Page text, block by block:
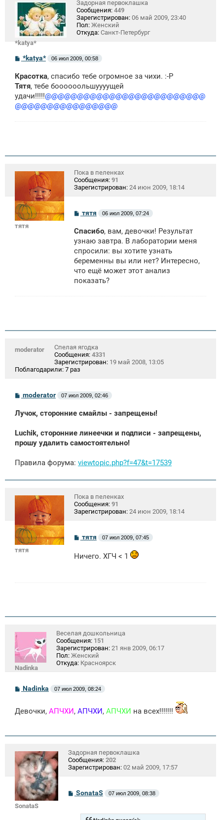
*katya*
Задорная первоклашка
Сообщения: 449
Зарегистрирован: 06 май 2009, 23:40
Пол: Женский
Откуда: Санкт-Петербург
С
б
щ
н
и
*katya* 06 июл 2009, 00:58
Красотка, спасибо тебе огромное за чихи. :-Р
Тятя, тебе боооооольшуууущей
удачи!!!!!@@@@@@@@@@@@@@@@@@@@@@@@@
@@@@@@@@@@@@@@@@
тятя
Пока в пеленках
Сообщения: 91
Зарегистрирован: 24 июн 2009, 18:14
С
о
б
щ
н
и
е
тятя 06 июл 2009, 07:24
Спасибо, вам, девочки! Результат
узнаю завтра. В лаборатории меня
спросили: вы хотите узнать
беременны вы или нет? Интересно,
что ещё может этот анализ
показать?
moderator
Спелая ягодка
Сообщения: 4331
Зарегистрирован: 19 май 2008, 13:05
Поблагодарили: 7 раз
С
о
б
н
и
е
moderator 07 июл 2009, 02:46
Лучок, сторонние смайлы - запрещены!
Luchik, сторонние линеечки и подписи - запрещены,
прошу удалить самостоятельно!
Правила форума: viewtopic.php?f=47&t=17539
тятя
Пока в пеленках
Сообщения: 91
Зарегистрирован: 24 июн 2009, 18:14
С
о
б
тятя 07 июл 2009, 07:45
Ничего. ХГЧ < 1
Nadinka
Веселая дошкольница
Сообщения: 151
Зарегистрирован: 21 янв 2009, 06:17
Пол: Женский
Откуда: Красноярск
С
б
щ
и
Nadinka 07 июл 2009, 08:24
Девочки, АПЧХИ , АПЧХИ , АПЧХИ на всех!!!!!!!
SonataS
Задорная первоклашка
Сообщения: 202
Зарегистрирован: 02 май 2009, 17:57
СSonataS 07 июл 2009, 08:38